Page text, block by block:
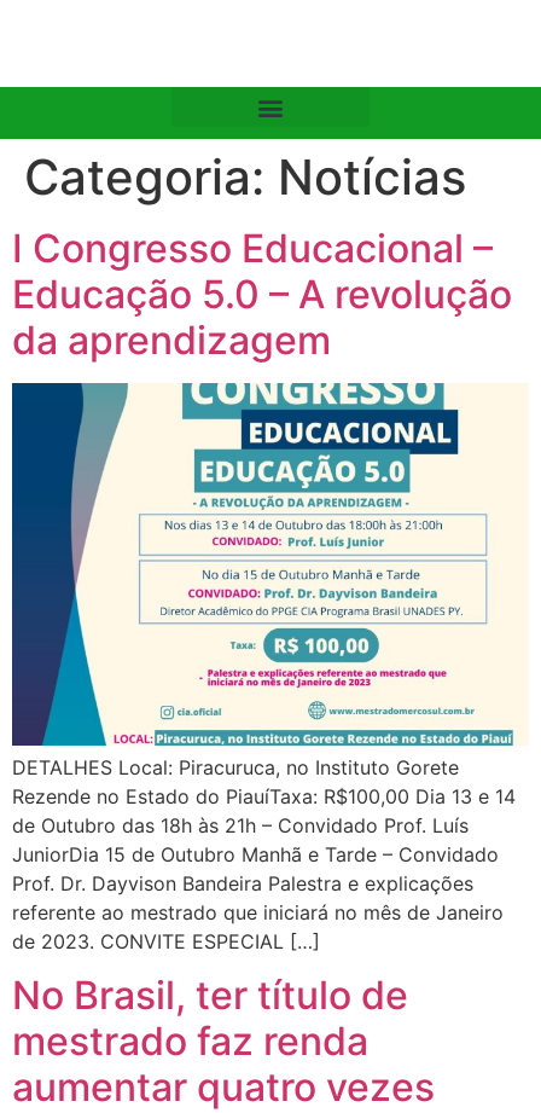
Categoria: Notícias
I Congresso Educacional –
Educação 5.0 – A revolução
da aprendizagem
DETALHES Local: Piracuruca, no Instituto Gorete
Rezende no Estado do PiauíTaxa: R$100,00 Dia 13 e 14
de Outubro das 18h às 21h – Convidado Prof. Luís
JuniorDia 15 de Outubro Manhã e Tarde – Convidado
Prof. Dr. Dayvison Bandeira Palestra e explicações
referente ao mestrado que iniciará no mês de Janeiro
de 2023. CONVITE ESPECIAL […]
No Brasil, ter título de
mestrado faz renda
aumentar quatro vezes